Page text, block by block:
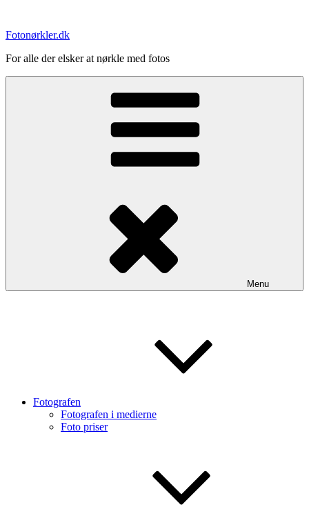
indhold
Fotonørkler.dk
For alle der elsker at nørkle med fotos
Menu
Fotografen
Fotografen i medierne
Foto priser